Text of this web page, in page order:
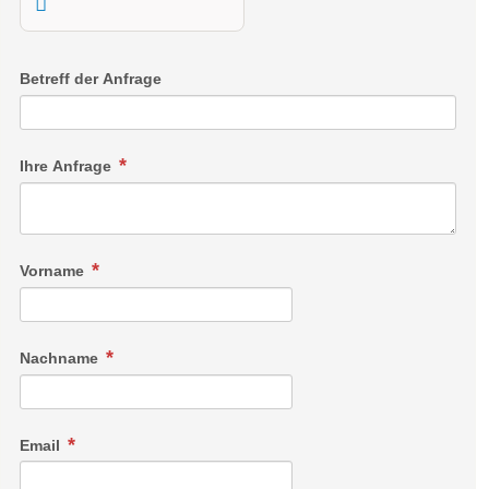
Almflair und neueste Technik zu einem unvergesslichen
Privat Spa Chalet Plus
Betreff der Anfrage
Ihre Anfrage
Vorname
Nachname
Email